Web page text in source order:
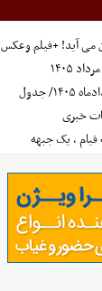
می آید! +فیلم وعکس
خبری
قیام ، یک جبهه